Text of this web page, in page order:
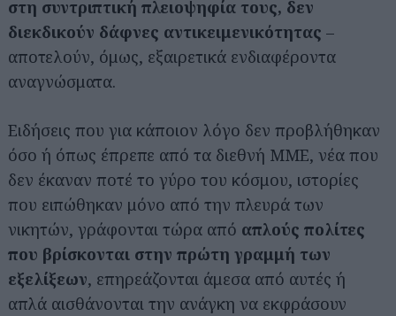
στη συντριπτική πλειοψηφία τους, δεν
διεκδικούν δάφνες αντικειμενικότητας –
αποτελούν, όμως, εξαιρετικά ενδιαφέροντα
αναγνώσματα.
Ειδήσεις που για κάποιον λόγο δεν προβλήθηκαν
όσο ή όπως έπρεπε από τα διεθνή ΜΜΕ, νέα που
δεν έκαναν ποτέ το γύρο του κόσμου, ιστορίες
που ειπώθηκαν μόνο από την πλευρά των
νικητών, γράφονται τώρα από απλούς πολίτες
που βρίσκονται στην πρώτη γραμμή των
εξελίξεων, επηρεάζονται άμεσα από αυτές ή
απλά αισθάνονται την ανάγκη να εκφράσουν